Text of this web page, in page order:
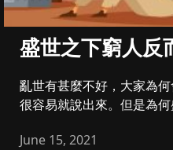
盛世之下窮人反
亂世有甚麼不好，大家為
很容易就說出來。但是為
June 15, 2021